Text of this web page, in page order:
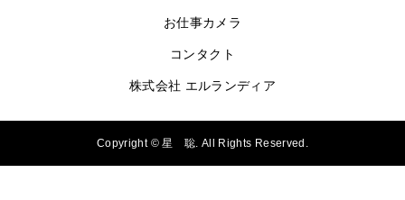
お仕事カメラ
コンタクト
株式会社 エルランディア
Copyright ©星 聡. All Rights Reserved.